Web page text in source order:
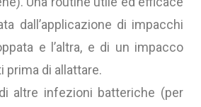
dall’applicazione di impacchi
e l’altra, e di un impacco
prima di allattare.
altre infezioni batteriche (per